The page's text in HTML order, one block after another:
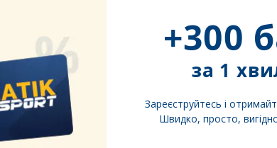
+300
за 1
Зареєструйтесь і
Швидко, просто,